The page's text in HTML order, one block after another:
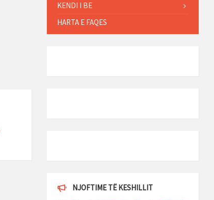
KENDI I BE
HARTA E FAQES
NJOFTIME TË KESHILLIT